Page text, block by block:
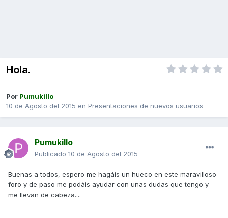
Hola.
Por Pumukillo
10 de Agosto del 2015 en Presentaciones de nuevos usuarios
Pumukillo
Publicado 10 de Agosto del 2015
Buenas a todos, espero me hagáis un hueco en este maravilloso
foro y de paso me podáis ayudar con unas dudas que tengo y
me llevan de cabeza....